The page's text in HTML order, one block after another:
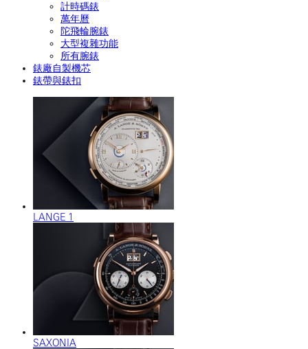
計時碼錶
萬年曆
陀飛輪腕錶
大型複雜功能
所有腕錶
錶廠自製機芯
錶帶與錶扣
LANGE 1
SAXONIA